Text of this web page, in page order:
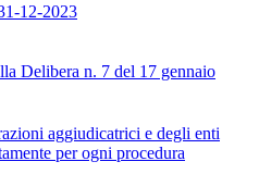
12-2023
Delibera n. 7 del 17 gennaio
aggiudicatrici e degli enti
per ogni procedura